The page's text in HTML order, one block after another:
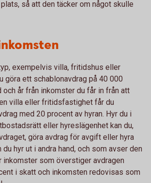
så att den täcker om något skulle
exempelvis villa, fritidshus eller
göra ett schablonavdrag på 40 000
och år från inkomster du får in från att
villa eller fritidsfastighet får du
med 20 procent av hyran. Hyr du i
eller hyreslägenhet kan du,
göra avdrag för avgift eller hyra
du hyr ut i andra hand, och som avser den
inkomster som överstiger avdragen
i skatt och inkomsten redovisas som